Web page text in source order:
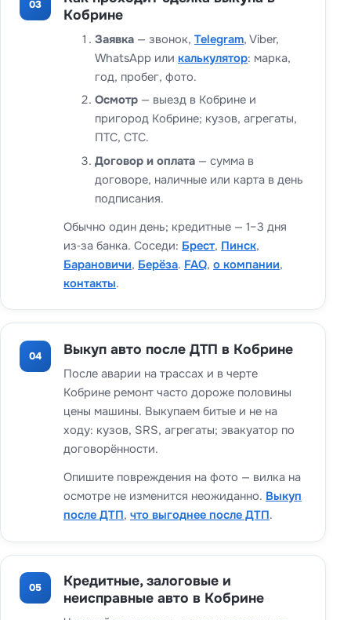
03
Кобрине
Заявка — звонок, Telegram, Viber,
WhatsApp или калькулятор: марка,
год, пробег, фото.
Осмотр — выезд в Кобрине и
пригород Кобрине; кузов, агрегаты,
ПТС, СТС.
Договор и оплата — сумма в
договоре, наличные или карта в день
подписания.
Обычно один день; кредитные — 1–3 дня
из‑за банка. Соседи: Брест, Пинск,
Барановичи, Берёза. FAQ, о компании,
контакты.
04 Выкуп авто после ДТП в Кобрине
После аварии на трассах и в черте
Кобрине ремонт часто дороже половины
цены машины. Выкупаем битые и не на
ходу: кузов, SRS, агрегаты; эвакуатор по
договорённости.
Опишите повреждения на фото — вилка на
осмотре не изменится неожиданно. Выкуп
после ДТП, что выгоднее после ДТП.
05
Кредитные, залоговые и
неисправные авто в Кобрине